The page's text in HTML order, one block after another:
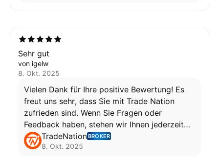
Sehr gut
von igelw
8. Okt. 2025
Vielen Dank für Ihre positive Bewertung! Es
freut uns sehr, dass Sie mit Trade Nation
zufrieden sind. Wenn Sie Fragen oder
Feedback haben, stehen wir Ihnen jederzeit
gerne zur Verfügung. :)
TradeNationBROKER
8. Okt. 2025